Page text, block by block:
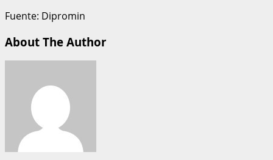
Fuente: Dipromin
About The Author